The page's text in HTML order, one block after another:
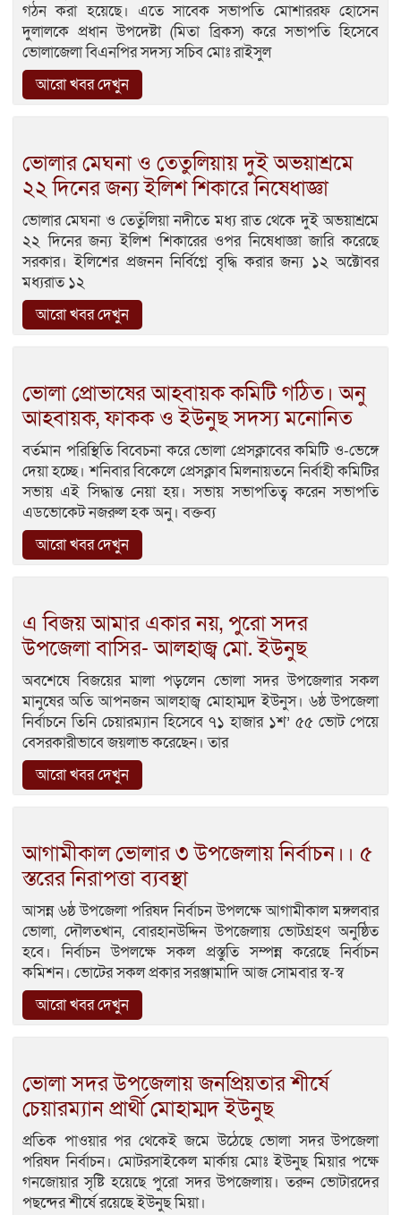
গঠন করা হয়েছে। এতে সাবেক সভাপতি মোশাররফ হোসেন
দুলালকে প্রধান উপদেষ্টা (মিতা ব্রিকস) করে সভাপতি হিসেবে
ভোলাজেলা বিএনপির সদস্য সচিব মোঃ রাইসুল
আরো খবর দেখুন
ভোলার মেঘনা ও তেতুলিয়ায় দুই অভয়াশ্রমে
২২ দিনের জন্য ইলিশ শিকারে নিষেধাজ্ঞা
ভোলার মেঘনা ও তেতুঁলিয়া নদীতে মধ্য রাত থেকে দুই অভয়াশ্রমে
২২ দিনের জন্য ইলিশ শিকারের ওপর নিষেধাজ্ঞা জারি করেছে
সরকার। ইলিশের প্রজনন নির্বিগ্নে বৃদ্ধি করার জন্য ১২ অক্টোবর
মধ্যরাত ১২
আরো খবর দেখুন
ভোলা প্রোভাষের আহবায়ক কমিটি গঠিত। অনু
আহবায়ক, ফাকক ও ইউনুছ সদস্য মনোনিত
বর্তমান পরিস্থিতি বিবেচনা করে ভোলা প্রেসক্লাবের কমিটি ও-ভেঙ্গে
দেয়া হচ্ছে। শনিবার বিকেলে প্রেসক্লাব মিলনায়তনে নির্বাহী কমিটির
সভায় এই সিদ্ধান্ত নেয়া হয়। সভায় সভাপতিত্ব করেন সভাপতি
এডভোকেট নজরুল হক অনু। বক্তব্য
আরো খবর দেখুন
এ বিজয় আমার একার নয়, পুরো সদর
উপজেলা বাসির- আলহাজ্ব মো. ইউনুছ
অবশেষে বিজয়ের মালা পড়লেন ভোলা সদর উপজেলার সকল
মানুষের অতি আপনজন আলহাজ্ব মোহাম্মদ ইউনুস। ৬ষ্ঠ উপজেলা
নির্বাচনে তিনি চেয়ারম্যান হিসেবে ৭১ হাজার ১শ’ ৫৫ ভোট পেয়ে
বেসরকারীভাবে জয়লাভ করেছেন। তার
আরো খবর দেখুন
আগামীকাল ভোলার ৩ উপজেলায় নির্বাচন।। ৫
স্তরের নিরাপত্তা ব্যবস্থা
আসন্ন ৬ষ্ঠ উপজেলা পরিষদ নির্বাচন উপলক্ষে আগামীকাল মঙ্গলবার
ভোলা, দৌলতখান, বোরহানউদ্দিন উপজেলায় ভোটগ্রহণ অনুষ্ঠিত
হবে। নির্বাচন উপলক্ষে সকল প্রস্তুতি সম্পন্ন করেছে নির্বাচন
কমিশন। ভোটের সকল প্রকার সরঞ্জামাদি আজ সোমবার স্ব-স্ব
আরো খবর দেখুন
ভোলা সদর উপজেলায় জনপ্রিয়তার শীর্ষে
চেয়ারম্যান প্রার্থী মোহাম্মদ ইউনুছ
প্রতিক পাওয়ার পর থেকেই জমে উঠেছে ভোলা সদর উপজেলা
পরিষদ নির্বাচন। মোটরসাইকেল মার্কায় মোঃ ইউনুছ মিয়ার পক্ষে
গনজোয়ার সৃষ্টি হয়েছে পুরো সদর উপজেলায়। তরুন ভোটারদের
পছন্দের শীর্ষে রয়েছে ইউনুছ মিয়া।